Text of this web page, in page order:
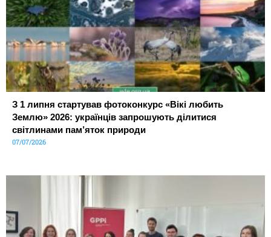
З 1 липня стартував фотоконкурс «Вікі любить
Землю» 2026: українців запрошують ділитися
світлинами пам’яток природи
07/07/2026